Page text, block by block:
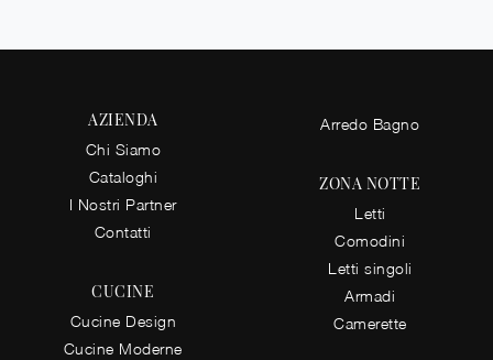
AZIENDA
Chi Siamo
Cataloghi
I Nostri Partner
Contatti
CUCINE
Cucine Design
Cucine Moderne
Arredo Bagno
ZONA NOTTE
Letti
Comodini
Letti singoli
Armadi
Camerette